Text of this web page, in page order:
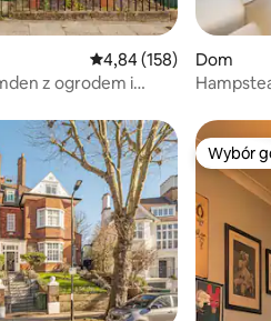
Średnia ocena: 4,84 na
4,84 (158)
z ogrodem i
Dom
z kategorii Wybór gości Wybór
Wybór